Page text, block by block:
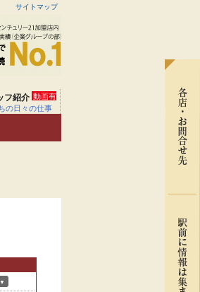
サイトマップ
フ紹介 動画有
の日々の仕事
▼